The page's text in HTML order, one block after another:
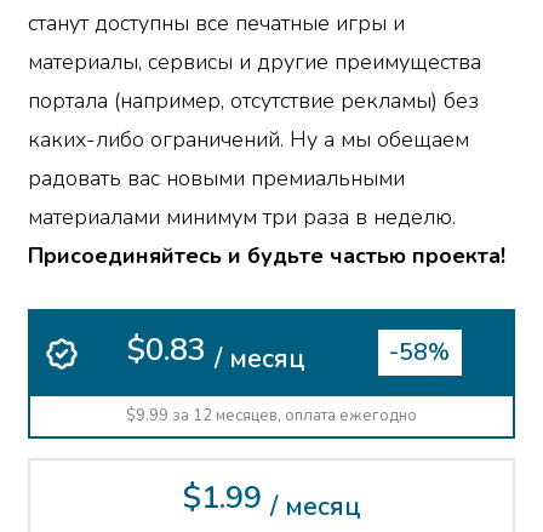
станут доступны все печатные игры и
материалы, сервисы и другие преимущества
портала (например, отсутствие рекламы) без
каких-либо ограничений. Ну а мы обещаем
радовать вас новыми премиальными
материалами минимум три раза в неделю.
Присоединяйтесь и будьте частью проекта!
$0.83 / месяц -58%
$9.99 за 12 месяцев, оплата ежегодно
$1.99 / месяц